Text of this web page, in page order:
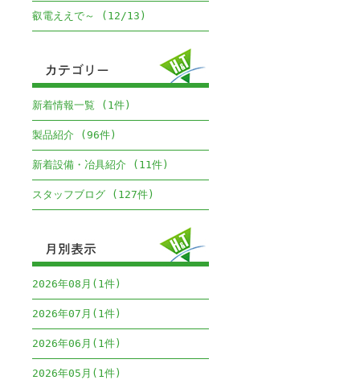
叡電ええで～ (12/13)
新着情報一覧 (1件)
製品紹介 (96件)
新着設備・冶具紹介 (11件)
スタッフブログ (127件)
2026年08月(1件)
2026年07月(1件)
2026年06月(1件)
2026年05月(1件)